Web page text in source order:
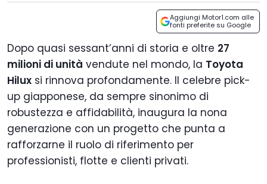
Aggiungi Motor1.com alle
fonti preferite su Google
Dopo quasi sessant’anni di storia e oltre 27
milioni di unità vendute nel mondo, la Toyota
Hilux si rinnova profondamente. Il celebre pick-
up giapponese, da sempre sinonimo di
robustezza e affidabilità, inaugura la nona
generazione con un progetto che punta a
rafforzarne il ruolo di riferimento per
professionisti, flotte e clienti privati.